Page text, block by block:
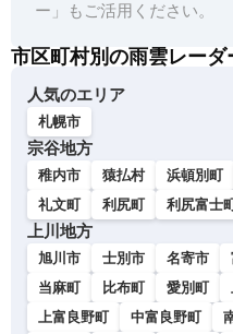
ー」もご活用ください。
市区町村別の雨雲レーダ
人気のエリア
札幌市
宗谷地方
稚内市 猿払村 浜頓別町
礼文町
利尻町 利尻富士
上川地方
旭川市 士別市 名寄市
当麻町
比布町 愛別町
上富良野町
中富良野町